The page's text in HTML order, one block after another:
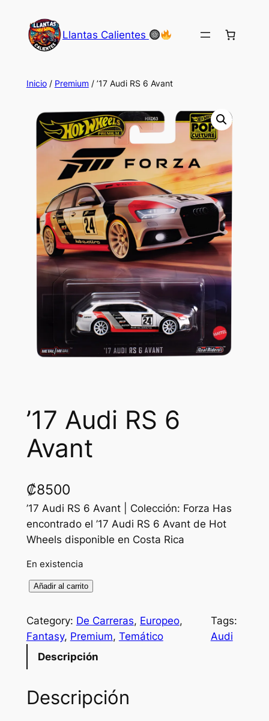
contenido
Llantas Calientes
Inicio/ Premium/ ’17 Audi RS 6 Avant
’17 Audi RS 6
Avant
₡8500
’17 Audi RS 6 Avant | Colección: Forza Has
encontrado el ’17 Audi RS 6 Avant de Hot
Wheels disponible en Costa Rica
En existencia
7
A
Añadir al carrito
Category: De Carreras, Europeo
Fantasy, Premium, Temático
Tags:
Audi
Descripción
Descripción